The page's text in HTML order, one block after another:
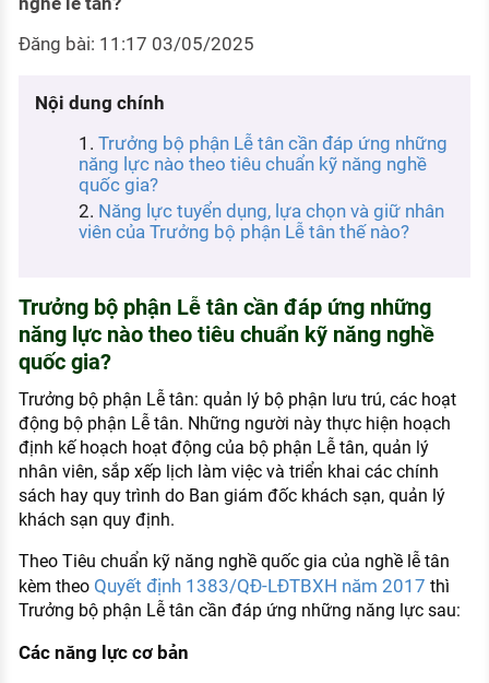
Nhà tuyển dụng hàng đầu
Mẫu CV hiện đại
Hồ sơ biểu mẫu
Tử vi nghề nghiệp
Kỹ năng nghề nghiệp
HƯỚNG NGHIỆP VIỆC LÀM
Xu hướng việc làm
XÂY DỰNG VÀ PHÁT TRIỂN ĐỘI NGŨ
NHÂN SỰ
TUYỂN DỤNG VIỆC LÀM
Đăng bài: 11:17 03/05/2025
Nội dung chính
Trưởng bộ phận Lễ tân cần đáp ứng những
năng lực nào theo tiêu chuẩn kỹ năng nghề
quốc gia?
Năng lực tuyển dụng, lựa chọn và giữ nhân
viên của Trưởng bộ phận Lễ tân thế nào?
Trưởng bộ phận Lễ tân cần đáp ứng những
năng lực nào theo tiêu chuẩn kỹ năng nghề
quốc gia?
Trưởng bộ phận Lễ tân: quản lý bộ phận lưu trú, các hoạt
động bộ phận Lễ tân. Những người này thực hiện hoạch
định kế hoạch hoạt động của bộ phận Lễ tân, quản lý
nhân viên, sắp xếp lịch làm việc và triển khai các chính
sách hay quy trình do Ban giám đốc khách sạn, quản lý
khách sạn quy định.
Theo Tiêu chuẩn kỹ năng nghề quốc gia của nghề lễ tân
kèm theo Quyết định 1383/QĐ-LĐTBXH năm 2017 thì
Trưởng bộ phận Lễ tân cần đáp ứng những năng lực sau:
Các năng lực cơ bản